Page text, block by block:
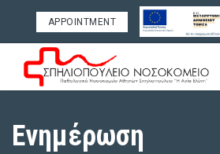
APPOINTMENT
Ενημέρωση